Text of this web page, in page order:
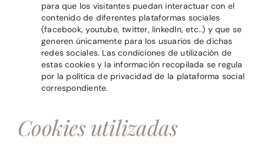
para que los visitantes puedan interactuar con el
contenido de diferentes plataformas sociales
(facebook, youtube, twitter, linkedIn, etc..) y que se
generen únicamente para los usuarios de dichas
redes sociales. Las condiciones de utilización de
estas cookies y la información recopilada se regula
por la política de privacidad de la plataforma social
correspondiente.
Cookies utilizadas